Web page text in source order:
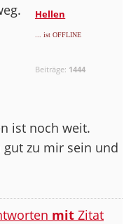
Hellen
... ist OFFLINE
Beiträge: 1444
ist noch weit.
zu mir sein und
mit Zitat